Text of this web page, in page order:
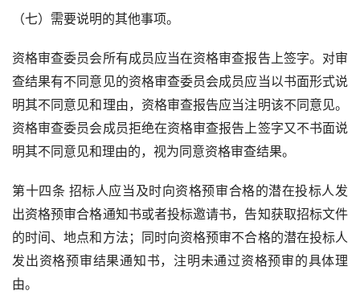
（七）需要说明的其他事项。
资格审查委员会所有成员应当在资格审查报告上签字。对审
查结果有不同意见的资格审查委员会成员应当以书面形式说
明其不同意见和理由，资格审查报告应当注明该不同意见。
资格审查委员会成员拒绝在资格审查报告上签字又不书面说
明其不同意见和理由的，视为同意资格审查结果。
第十四条 招标人应当及时向资格预审合格的潜在投标人发
出资格预审合格通知书或者投标邀请书，告知获取招标文件
的时间、地点和方法；同时向资格预审不合格的潜在投标人
发出资格预审结果通知书，注明未通过资格预审的具体理
由。